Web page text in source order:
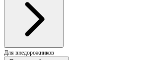
Для внедорожников